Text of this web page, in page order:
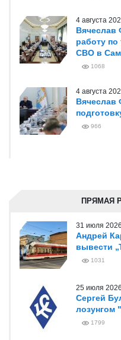
4 августа
Вячеслав
работу по
СВО в
1068
4 августа
Вячеслав
966
ПРЯМАЯ
31 июля 2026
Андрей
вывести
1031
25 июля 2026
Сергей
лозунгом
1799